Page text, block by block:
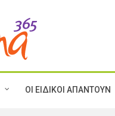
ΟΙ ΕΙΔΙΚΟΙ ΑΠΑΝΤΟΥΝ